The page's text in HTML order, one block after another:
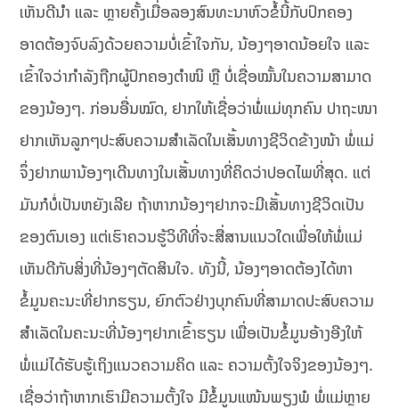
ເຫັນດີນຳ ແລະ ຫຼາຍຄັ້ງເມື່ອລອງສົນທະນາຫົວຂໍ້ນີ້ກັບປົກຄອງ
ອາດຕ້ອງຈົບລົງດ້ວຍຄວາມບໍ່ເຂົ້າໃຈກັນ, ນ້ອງໆອາດນ້ອຍໃຈ ແລະ
ເຂົ້າໃຈວ່າກຳລັງຖືກຜູ້ປົກຄອງຕຳໜິ ຫຼື ບໍ່ເຊື່ອໝັ້ນໃນຄວາມສາມາດ
ຂອງນ້ອງໆ. ກ່ອນອື່ນໝົດ, ຢາກໃຫ້ເຊື່ອວ່າພໍ່ແມ່ທຸກຄົນ ປາຖະໜາ
ຢາກເຫັນລູກໆປະສົບຄວາມສຳເລັດໃນເສັ້ນທາງຊີວິດຂ້າງໜ້າ ພໍ່ແມ່
ຈຶ່ງຢາກພານ້ອງໆເດີນທາງໃນເສັ້ນທາງທີ່ຄິດວ່າປອດໄພທີ່ສຸດ. ແຕ່
ມັນກໍບໍ່ເປັນຫຍັງເລີຍ ຖ້າຫາກນ້ອງໆຢາກຈະມີເສັ້ນທາງຊີວິດເປັນ
ຂອງຕົນເອງ ແຕ່ເຮົາຄວນຮູ້ວິທີທີ່ຈະສື່ສານແນວໃດເພື່ອໃຫ້ພໍ່ແມ່
ເຫັນດີກັບສິ່ງທີ່ນ້ອງໆຕັດສິນໃຈ. ທັງນີ້, ນ້ອງໆອາດຕ້ອງໄດ້ຫາ
ຂໍ້ມູນຄະນະທີ່ຢາກຮຽນ, ຍົກຕົວຢ່າງບຸກຄົນທີ່ສາມາດປະສົບຄວາມ
ສຳເລັດໃນຄະນະທີ່ນ້ອງໆຢາກເຂົ້າຮຽນ ເພື່ອເປັນຂໍ້ມູນອ້າງອີງໃຫ້
ພໍ່ແມ່ໄດ້ຮັບຮູ້ເຖິງແນວຄວາມຄິດ ແລະ ຄວາມຕັ້ງໃຈຈິງຂອງນ້ອງໆ.
ເຊື່ອວ່າຖ້າຫາກເຮົາມີຄວາມຕັ້ງໃຈ ມີຂໍ້ມູນແໜ້ນພຽງພໍ ພໍ່ແມ່ຫຼາຍ